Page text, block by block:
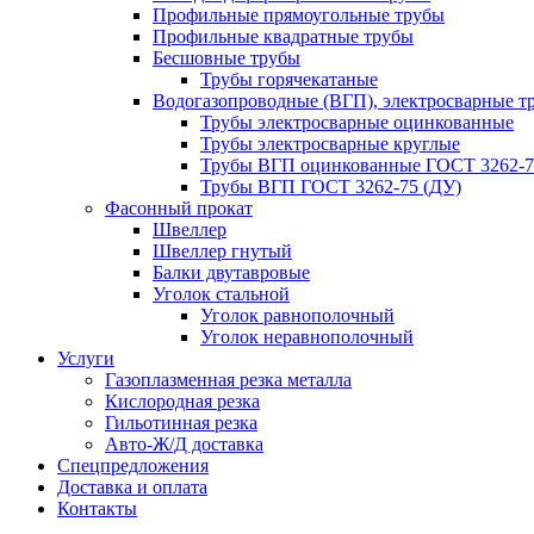
Профильные прямоугольные трубы
Профильные квадратные трубы
Бесшовные трубы
Трубы горячекатаные
Водогазопроводные (ВГП), электросварные
Трубы электросварные оцинкованные
Трубы электросварные круглые
Трубы ВГП оцинкованные ГОСТ 3262-
Трубы ВГП ГОСТ 3262-75 (ДУ)
Фасонный прокат
Швеллер
Швеллер гнутый
Балки двутавровые
Уголок стальной
Уголок равнополочный
Уголок неравнополочный
Услуги
Газоплазменная резка металла
Кислородная резка
Гильотинная резка
Авто-Ж/Д доставка
Спецпредложения
Доставка и оплата
Контакты